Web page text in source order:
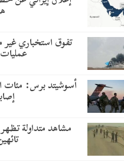
تفوق استخباري
أسوشيتد برس: مئات
مشاهد متداولة